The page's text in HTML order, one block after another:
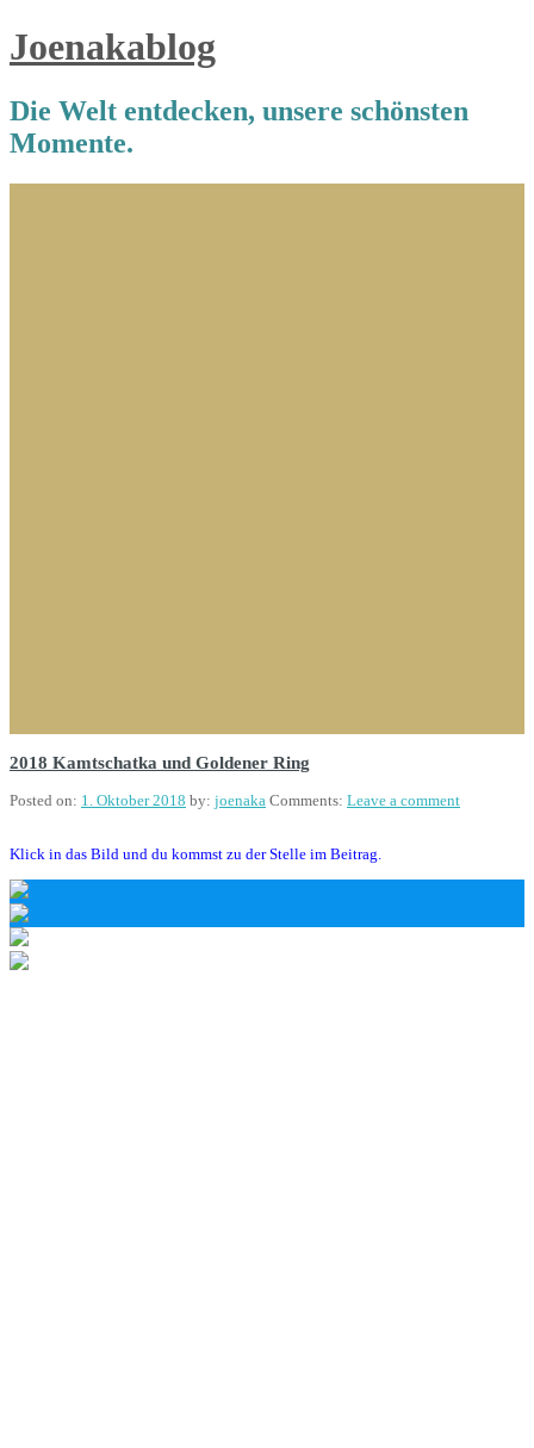
Joenakablog
Die Welt entdecken, unsere schönsten
Momente.
2018 Kamtschatka und Goldener Ring
Posted on: 1. Oktober 2018 by: joenaka Comments: Leave a comment
Klick in das Bild und du kommst zu der Stelle im Beitrag.